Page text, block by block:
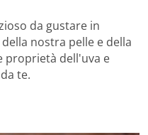
da gustare in
nostra pelle e della
proprietà dell'uva e
te.